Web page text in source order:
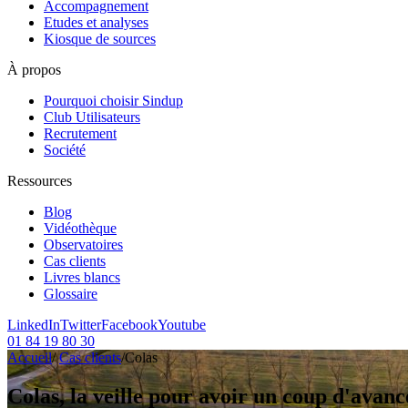
Accompagnement
Etudes et analyses
Kiosque de sources
À propos
Pourquoi choisir Sindup
Club Utilisateurs
Recrutement
Société
Ressources
Blog
Vidéothèque
Observatoires
Cas clients
Livres blancs
Glossaire
LinkedInTwitterFacebookYoutube
01 84 19 80 30
Accueil/ Cas clients/Colas
Colas, la veille pour avoir un coup